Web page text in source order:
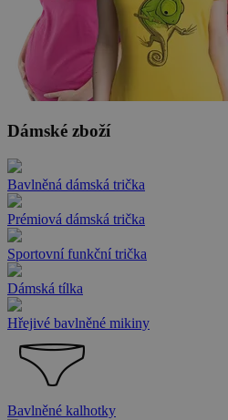
Dámské zboží
Bavlněná dámská trička
Prémiová dámská trička
Sportovní funkční trička
Dámská tílka
Hřejivé bavlněné mikiny
Bavlněné kalhotky